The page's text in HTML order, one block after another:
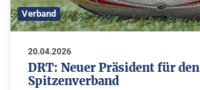
Verband
20.04.2026
DRT: Neuer Präsident für den
Spitzenverband